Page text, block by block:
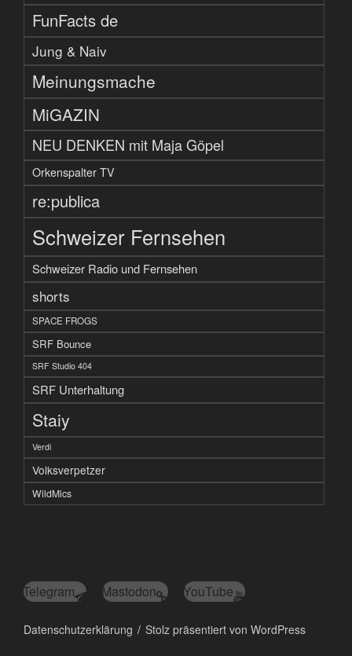
FunFacts de
Jung & Naiv
Meinungsmache
MiGAZIN
NEU DENKEN mit Maja Göpel
Orkenspalter TV
re:publica
Schweizer Fernsehen
Schweizer Radio und Fernsehen
shorts
SPACE FROGS
SRF Bounce
SRF Studio 404
SRF Unterhaltung
Staiy
Verdi
Volksverpetzer
WildMics
Telegram Mastodon YouTube
Datenschutzerklärung Stolz präsentiert von WordPress